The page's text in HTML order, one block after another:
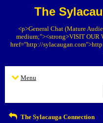
The
<p>General Chat (Mature
medium;"><strong>VISIT OUR
href="http://
Menu
The Sylacauga Connection